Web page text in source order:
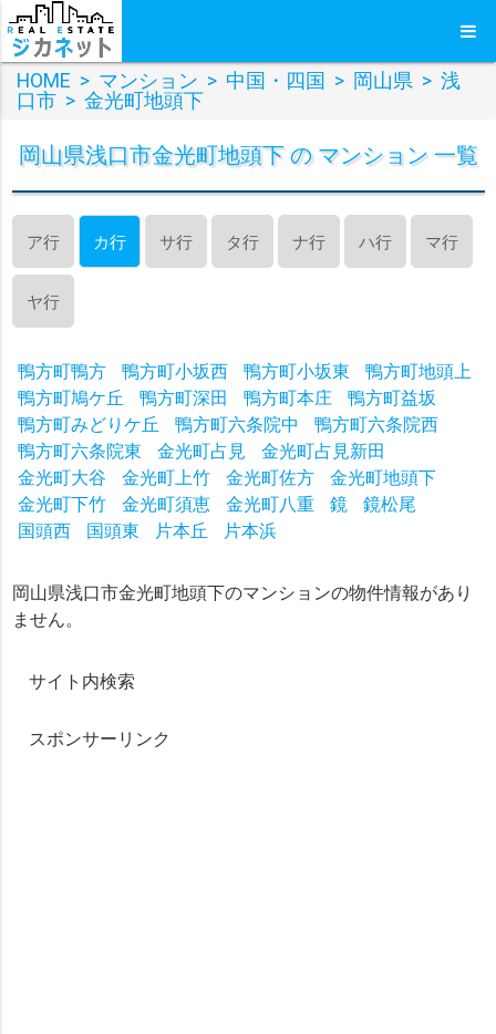
HOME > マンション > 中国・四国 > 岡山県 > 浅
口市 > 金光町地頭下
岡山県浅口市金光町地頭下 の マンション 一覧
ア行 カ行 サ行 タ行 ナ行 ハ行 マ行
ヤ行
鴨方町鴨方 鴨方町小坂西 鴨方町小坂東
鴨方町地頭上
鴨方町鳩ケ丘
鴨方町深田 鴨方町本庄
鴨方町益坂
鴨方町みどりケ丘
鴨方町六条院中
鴨方町六条院西
鴨方町六条院東
金光町占見
金光町占見新田
金光町大谷
金光町上竹 金光町佐方
金光町地頭下
金光町下竹
金光町須恵 金光町八重 鏡
鏡松尾
国頭西
国頭東 片本丘 片本浜
岡山県浅口市金光町地頭下のマンションの物件情報があり
ません。
サイト内検索
スポンサーリンク